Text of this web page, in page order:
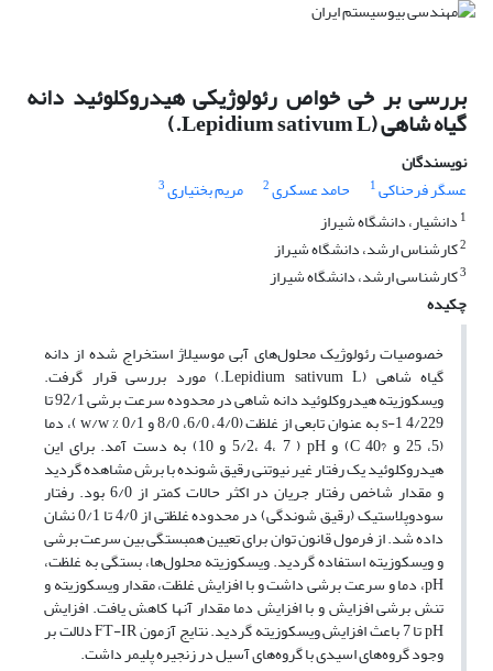
بررسی بر خی خواص رئولوژیکی هیدروکلوئید دانه
گیاه شاهی (Lepidium sativum L.)
نویسندگان
عسگر فرحناکی1 حامد عسکری2 مریم بختیاری3
1 دانشیار، دانشگاه شیراز
2کارشناس ارشد، دانشگاه شیراز
3کارشناسی ارشد، دانشگاه شیراز
چکیده
خصوصیات رئولوژیک محلول‌های آبی موسیلاژ استخراج شده از دانه
گیاه شاهی (Lepidium sativum L.) مورد بررسی قرار گرفت.
ویسکوزیته هیدروکلوئید دانه شاهی در محدوده سرعت برشی 92/1 تا
4/229 s-1 به عنوان تابعی از غلظت (4/0، 6/0، 8/0 و 0/1 % w/w )، دما
(5، 25 و ?C 40) و pH ( 5/2، 4، 7 و 10) به دست آمد. برای این
هیدروکلوئید یک رفتار غیر نیوتنی رقیق شونده با برش مشاهده گردید
و مقدار شاخص رفتار جریان در اکثر حالات کمتر از 6/0 بود. رفتار
سودوپلاستیک (رقیق شوندگی) در محدوده غلظتی از 4/0 تا 0/1 نشان
داده شد. از فرمول قانون توان برای تعیین همبستگی بین سرعت برشی
و ویسکوزیته استفاده گردید. ویسکوزیته محلول‌ها، بستگی به غلظت،
pH، دما و سرعت برشی داشت و با افزایش غلظت، مقدار ویسکوزیته و
تنش برشی افزایش و با افزایش دما مقدار آنها کاهش یافت. افزایش
pH تا 7 باعث افزایش ویسکوزیته گردید. نتایج آزمون FT-IR دلالت بر
وجود گروه‌های اسیدی با گروه‌های آسیل در زنجیره پلیمر داشت.